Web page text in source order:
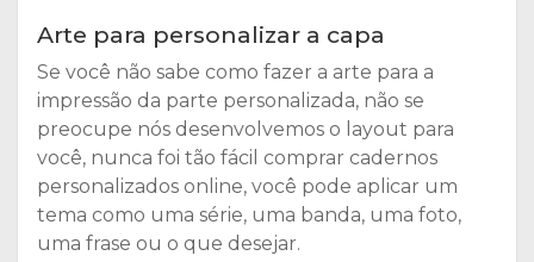
Arte para personalizar a capa
Se você não sabe como fazer a arte para a
impressão da parte personalizada, não se
preocupe nós desenvolvemos o layout para
você, nunca foi tão fácil comprar cadernos
personalizados online, você pode aplicar um
tema como uma série, uma banda, uma foto,
uma frase ou o que desejar.